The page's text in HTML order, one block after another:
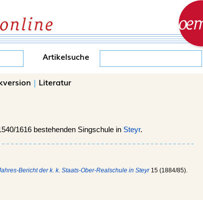
Artikelsuche
| Literatur
1616 bestehenden Singschule in Steyr.
Bericht der k. k. Staats-Ober-Realschule in Steyr15 (1884/85).